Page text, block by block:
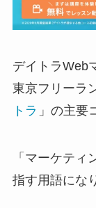
デイトラWeb
東京フリーラ
トラ 」の主要
「マーケテ
指す用語にな